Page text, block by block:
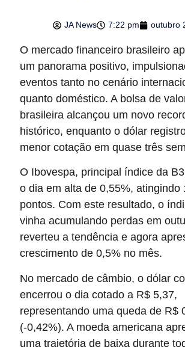
JA News 7:22 pm outubro
O mercado financeiro brasileiro
um panorama positivo,
eventos tanto no cenário
quanto doméstico. A bolsa de
brasileira alcançou um novo
histórico, enquanto o dólar
menor cotação em quase três
O Ibovespa, principal índice da
o dia em alta de 0,55%, atingindo
pontos. Com este resultado, o
vinha acumulando perdas em
reverteu a tendência e agora
crescimento de 0,5% no mês.
No mercado de câmbio, o dólar
encerrou o dia cotado a R$ 5,37,
representando uma queda de R$
(-0,42%). A moeda americana
uma trajetória de baixa durante